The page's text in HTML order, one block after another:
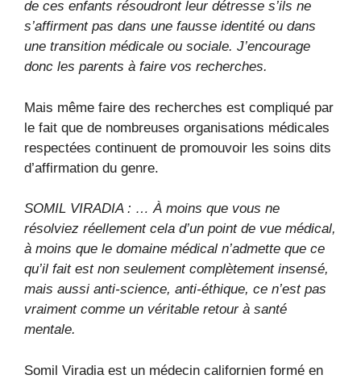
de ces enfants résoudront leur détresse s’ils ne
s’affirment pas dans une fausse identité ou dans
une transition médicale ou sociale. J’encourage
donc les parents à faire vos recherches.
Mais même faire des recherches est compliqué par
le fait que de nombreuses organisations médicales
respectées continuent de promouvoir les soins dits
d’affirmation du genre.
SOMIL VIRADIA : … À moins que vous ne
résolviez réellement cela d’un point de vue médical,
à moins que le domaine médical n’admette que ce
qu’il fait est non seulement complètement insensé,
mais aussi anti-science, anti-éthique, ce n’est pas
vraiment comme un véritable retour à santé
mentale.
Somil Viradia est un médecin californien formé en